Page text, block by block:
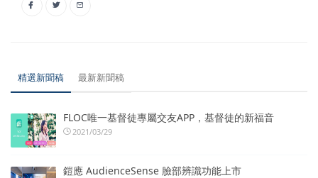
精選新聞稿 最新新聞稿
FLOC唯一基督徒專屬交友APP，基督徒的新福音
2021/03/29
鎧應 AudienceSense 臉部辨識功能上市